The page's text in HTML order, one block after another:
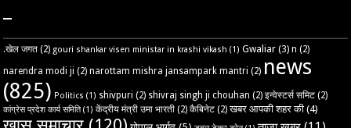
–
.खेल जगत (2) gouri shankar visen ministar in krashi vikash (1) Gwaliar (3) n (2)
narendra modi ji (2) narottam mishra jansampark mantri (2) news
(825) Politics (1) shivpuri (2) shivraj singh ji chouhan (2) इन्वेस्टर्स समिट (2)
कांग्रेस प्रदेश कार्य समिति(1) केंद्रीय मंत्री उमा भारती (2) कैबिनेट (2) खबर आपकी शहर की (4)